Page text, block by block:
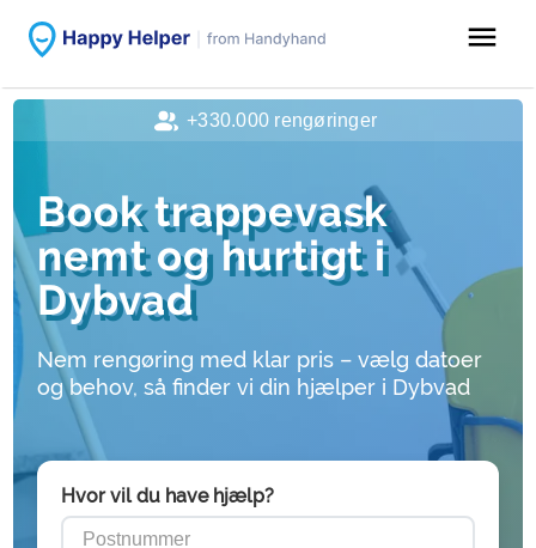
menu
Book trappevask
nemt og hurtigt i
Dybvad
Nem rengøring med klar pris – vælg datoer
og behov, så finder vi din hjælper i Dybvad
Hvor vil du have hjælp?
+330.000 rengøringer